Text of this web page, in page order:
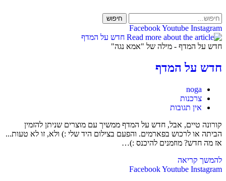
to
content
חיפוש
FacebookYoutube Instagram
חדש על המדף - מילה של "אמא נגה"
חדש על המדף
מחבר:
noga
קטגוריה:
צרכנות
תגובות:
אין תגובות
קורונה טיים, אבל, חדש על המדף ממשיך עם מוצרים שניתן להזמין
הביתה או לרכוש בפארמים. והפעם בצילום היד שלי :) ולא, זו לא טעות...
אז מה חדש? מוזמנים להיכנס :)…
להמשך קריאהחדש
על
FacebookYoutube Instagram